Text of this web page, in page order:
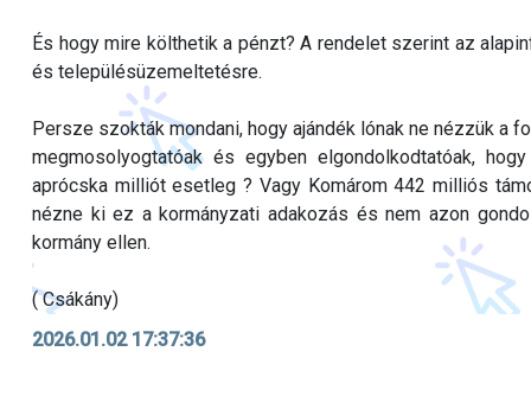
És hogy mire költhetik a pénzt? A rendelet szerint az
és településüzemeltetésre.
Persze szokták mondani, hogy ajándék lónak ne nézzük
megmosolyogtatóak és egyben elgondolkodtatóak,
aprócska milliót esetleg ? Vagy Komárom 442 milliós
nézne ki ez a kormányzati adakozás és nem azon
kormány ellen.
( Csákány)
2026.01.02 17:37:36